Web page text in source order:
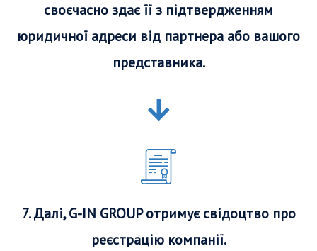
своєчасно здає її з підтвердженням
юридичної адреси від партнера або вашого
представника.
7. Далі, G-IN GROUP отримує свідоцтво про
реєстрацію компанії.